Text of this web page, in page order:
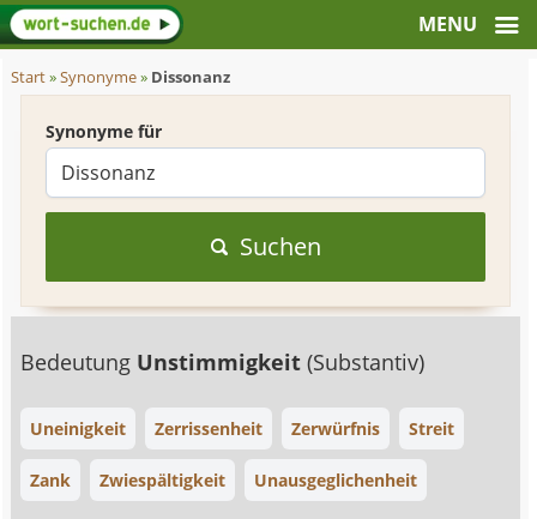
Start»Synonyme» Dissonanz
Synonyme für
Suchen
Bedeutung Unstimmigkeit(Substantiv)
Uneinigkeit Zerrissenheit Zerwürfnis Streit
Zank Zwiespältigkeit Unausgeglichenheit